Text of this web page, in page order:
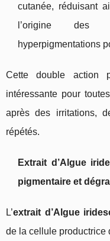
cutanée, réduisant
l’origine des
hyperpigmentations
Cette double action
intéressante pour
après des irritations,
répétés.
Extrait d’Algue
pigmentaire et
L’extrait d’Algue
de la cellule productrice